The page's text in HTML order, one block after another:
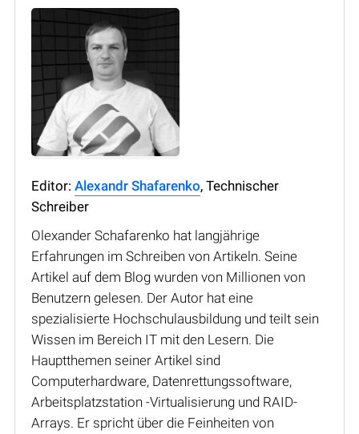
Editor: Alexandr Shafarenko, Technischer
Schreiber
Olexander Schafarenko hat langjährige
Erfahrungen im Schreiben von Artikeln. Seine
Artikel auf dem Blog wurden von Millionen von
Benutzern gelesen. Der Autor hat eine
spezialisierte Hochschulausbildung und teilt sein
Wissen im Bereich IT mit den Lesern. Die
Hauptthemen seiner Artikel sind
Computerhardware, Datenrettungssoftware,
Arbeitsplatzstation -Virtualisierung und RAID-
Arrays. Er spricht über die Feinheiten von